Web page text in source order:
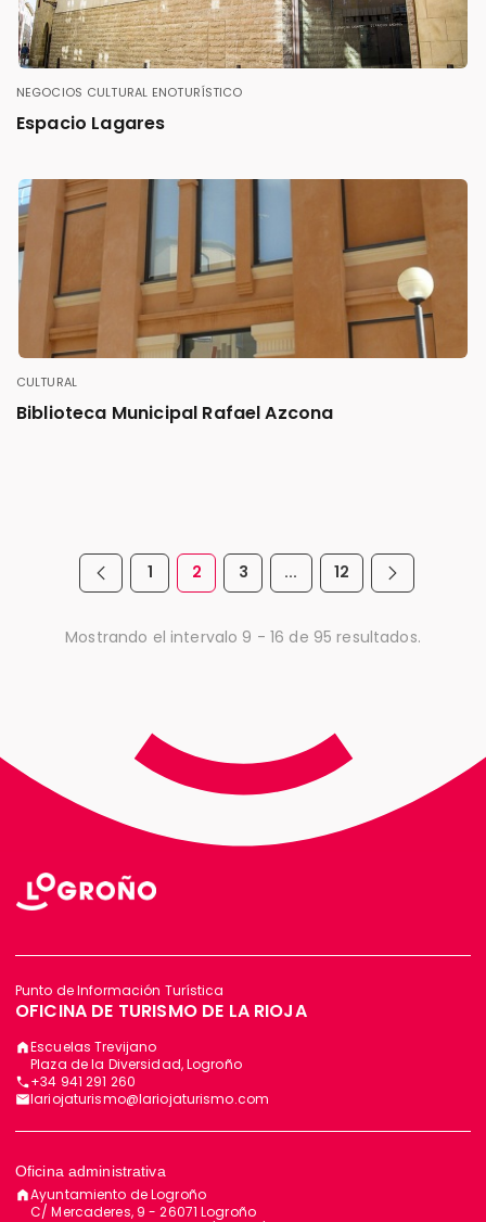
NEGOCIOS CULTURAL ENOTURÍSTICO
Espacio Lagares
CULTURAL
Biblioteca Municipal Rafael Azcona
Mostrando el intervalo 9 - 16 de 95 resultados.
Página anterior
Página
1 Página
2 Página
3 ...Páginas intermedias
Página
12 Página
Punto de Información Turística
OFICINA DE TURISMO DE LA RIOJA
Escuelas Trevijano
Plaza de la Diversidad, Logroño
+34 941 291 260
lariojaturismo@lariojaturismo.com
Oficina administrativa
Ayuntamiento de Logroño
C/ Mercaderes, 9 - 26071 Logroño